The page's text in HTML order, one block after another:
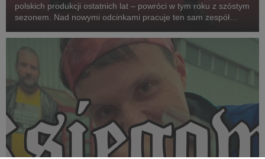
polskich produkcji ostatnich lat – powróci w tym roku z szóstym
sezonem. Nad nowymi odcinkami pracuje ten sam zespół
zagwarantuje spójność stylu, humoru i t...